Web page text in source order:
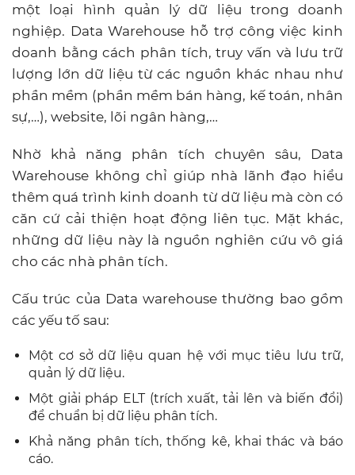
một loại hình quản lý dữ liệu trong doanh
nghiệp. Data Warehouse hỗ trợ công việc kinh
doanh bằng cách phân tích, truy vấn và lưu trữ
lượng lớn dữ liệu từ các nguồn khác nhau như
phần mềm (phần mềm bán hàng, kế toán, nhân
sự,…), website, lõi ngân hàng,…
Nhờ khả năng phân tích chuyên sâu, Data
Warehouse không chỉ giúp nhà lãnh đạo hiểu
thêm quá trình kinh doanh từ dữ liệu mà còn có
căn cứ cải thiện hoạt động liên tục. Mặt khác,
những dữ liệu này là nguồn nghiên cứu vô giá
cho các nhà phân tích.
Cấu trúc của Data warehouse thường bao gồm
các yếu tố sau:
Một cơ sở dữ liệu quan hệ với mục tiêu lưu trữ,
quản lý dữ liệu.
Một giải pháp ELT (trích xuất, tải lên và biến đổi)
để chuẩn bị dữ liệu phân tích.
Khả năng phân tích, thống kê, khai thác và báo
cáo.